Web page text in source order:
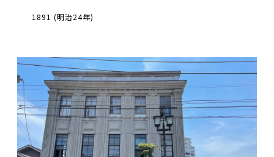
1891 (明治24年)